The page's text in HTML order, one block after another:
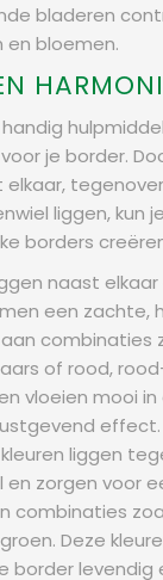
bladeren
bloemen.
je border.
liggen, kun
borders
naast
een zachte,
combinaties
of rood,
vloeien mooi
effect.
liggen
en zorgen voor
combinaties
Deze
border levendig